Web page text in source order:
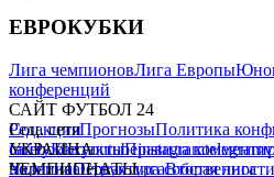
ЕВРОКУБКИ
Лига чемпионовЛига Европы
конференций
САЙТ ФУТБОЛ 24
РедакцияПрогнозыПолитика
сайтуКонтактыПравила
политикаСтруктура собственности
Соц. сети
facebookxyoutubeinstagramtelegram
УКРАИНА
УкраинаПервая лигаВторая лига
ЧЕМПИОНАТЫ